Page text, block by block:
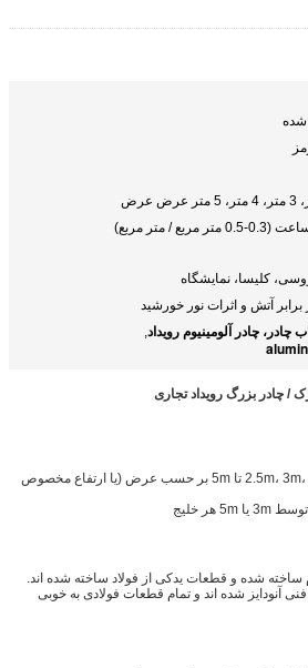
شده
کلیسا، نمایشگاه
آتش و اثرات نور خورشید
چادر، چادر آلومینیوم رویداد,
/ چادر بزرگ رویداد تجاری
2) Eave height: استاندارد از 2.5m، 3m، 4m تا 5m بر حسب عرض (یا ارتفاع مخصوص
آنودایز شده اند و تمام قطعات فولادی به خوبی